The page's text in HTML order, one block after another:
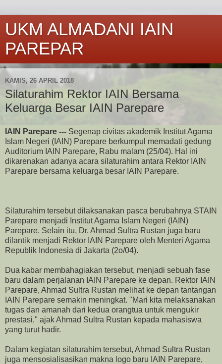
UKM ALMADANI IAIN
PAREPAR
KAMIS, 26 APRIL 2018
Silaturahim Rektor IAIN Bersama
Keluarga Besar IAIN Parepare
IAIN Parepare --- Segenap civitas akademik Institut Agama
Islam Negeri (IAIN) Parepare berkumpul memadati gedung
Auditorium IAIN Parepare, Rabu malam (25/04). Hal ini
dikarenakan adanya acara silaturahim antara Rektor IAIN
Parepare bersama keluarga besar IAIN Parepare.
Silaturahim tersebut dilaksanakan pasca berubahnya STAIN
Parepare menjadi Institut Agama Islam Negeri (IAIN)
Parepare. Selain itu, Dr. Ahmad Sultra Rustan juga baru
dilantik menjadi Rektor IAIN Parepare oleh Menteri Agama
Republik Indonesia di Jakarta (2o/04).
Dua kabar membahagiakan tersebut, menjadi sebuah fase
baru dalam perjalanan IAIN Parepare ke depan. Rektor IAIN
Parepare, Ahmad Sultra Rustan melihat ke depan tantangan
IAIN Parepare semakin meningkat. "Mari kita melaksanakan
tugas dan amanah dari kedua orangtua untuk mengukir
prestasi," ajak Ahmad Sultra Rustan kepada mahasiswa
yang turut hadir.
Dalam kegiatan silaturahim tersebut, Ahmad Sultra Rustan
juga mensosialisasikan makna logo baru IAIN Parepare,